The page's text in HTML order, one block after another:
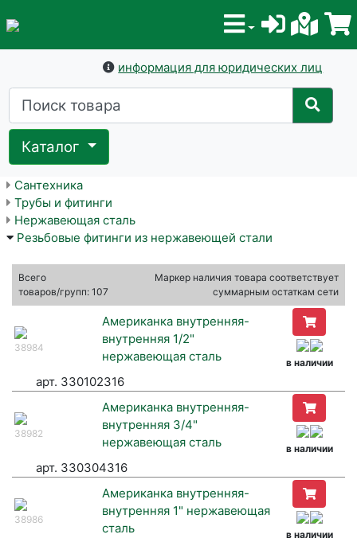
информация для юридических лиц
Каталог
Сантехника
Трубы и фитинги
Нержавеющая сталь
Резьбовые фитинги из нержавеющей стали
Всего
товаров/групп: 107
Маркер наличия товара соответствует
суммарным остаткам сети
38984
Американка внутренняя-
внутренняя 1/2"
нержавеющая сталь
в наличии
арт. 330102316
38982
Американка внутренняя-
внутренняя 3/4"
нержавеющая сталь
в наличии
арт. 330304316
38986
Американка внутренняя-
внутренняя 1" нержавеющая
сталь
в наличии